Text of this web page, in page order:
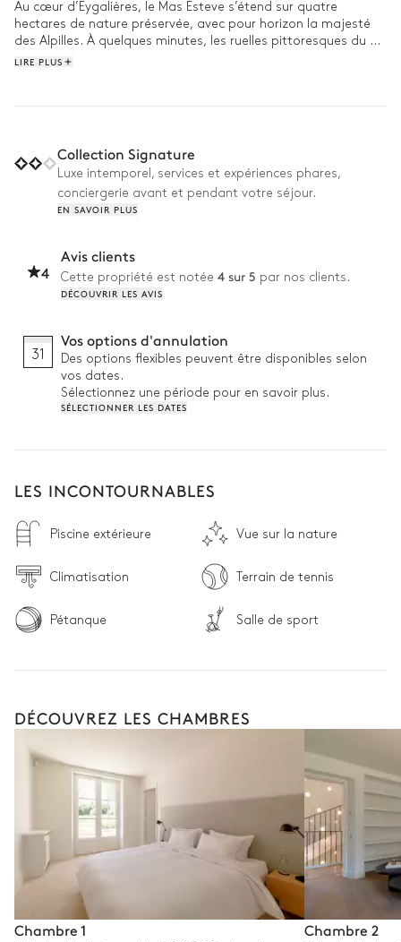
Au cœur d’Eygalières, le Mas Esteve s’étend sur quatre
hectares de nature préservée, avec pour horizon la majesté
des Alpilles. À quelques minutes, les ruelles pittoresques du
village, les domaines viticoles et les sentiers bordés d’oliviers
pétanque sous les platanes. Abandonnez le temps pendant
un massage apaisant suivi d'une séance de yoga. En fin de
journée, savourez la douceur d’un intérieur baigné de lumière,
LIRE PLUS
Collection Signature
Luxe intemporel, services et expériences phares,
conciergerie avant et pendant votre séjour.
EN SAVOIR PLUS
4
Avis clients
Cette propriété est notée 4 sur 5 par nos clients.
DÉCOUVRIR LES AVIS
31
Vos options d'annulation
Des options flexibles peuvent être disponibles selon
vos dates.
Sélectionnez une période pour en savoir plus.
SÉLECTIONNER LES DATES
LES INCONTOURNABLES
Piscine extérieure Vue sur la nature
Climatisation Terrain de tennis
Pétanque Salle de sport
DÉCOUVREZ LES CHAMBRES
Chambre 1 Chambre 2